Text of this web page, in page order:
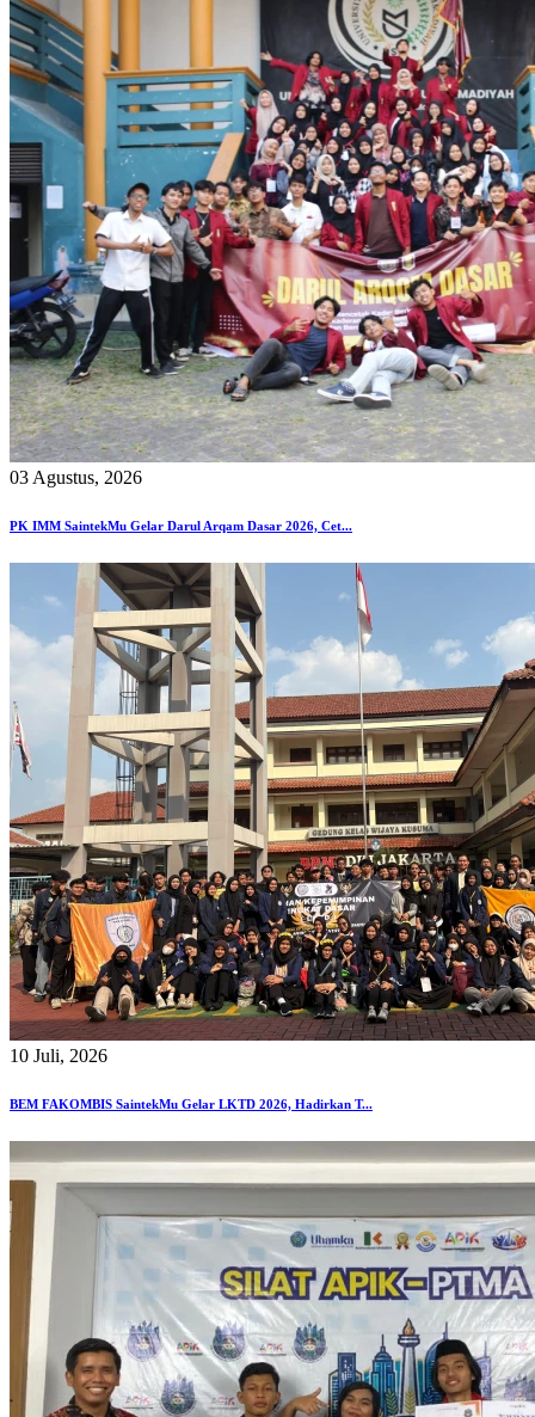
03 Agustus, 2026
PK IMM SaintekMu Gelar Darul Arqam Dasar 2026, Cet...
10 Juli, 2026
BEM FAKOMBIS SaintekMu Gelar LKTD 2026, Hadirkan T...